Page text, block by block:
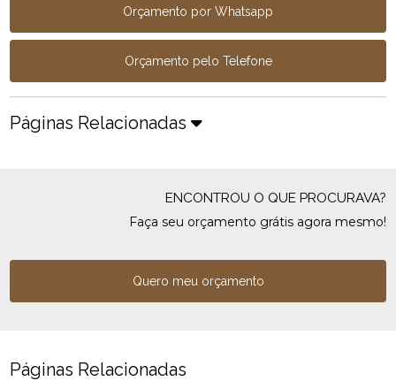
Orçamento por Whatsapp
Orçamento pelo Telefone
Páginas Relacionadas
ENCONTROU O QUE PROCURAVA?
Faça seu orçamento grátis agora mesmo!
Quero meu orçamento
Páginas Relacionadas